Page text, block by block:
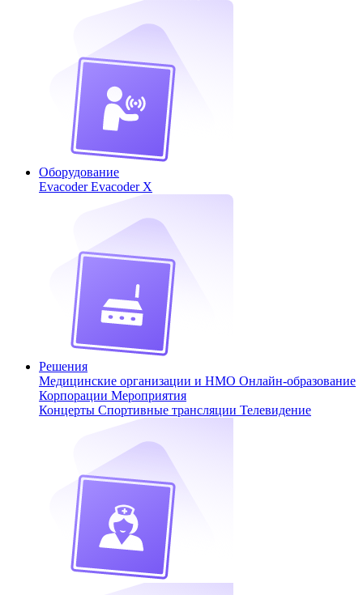
Оборудование
EvacoderEvacoder X
Решения
Медицинские организации и НМО Онлайн-образование
Корпорации Мероприятия
Концерты Спортивные трансляции Телевидение